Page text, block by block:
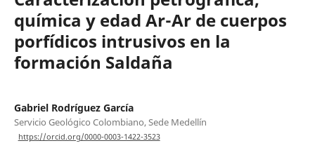
química y edad Ar-Ar de cuerpos
porfídicos intrusivos en la
formación Saldaña
Gabriel Rodríguez García
Servicio Geológico Colombiano, Sede Medellín
https://orcid.org/0000-0003-1422-3523